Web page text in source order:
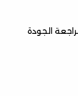
الجودة